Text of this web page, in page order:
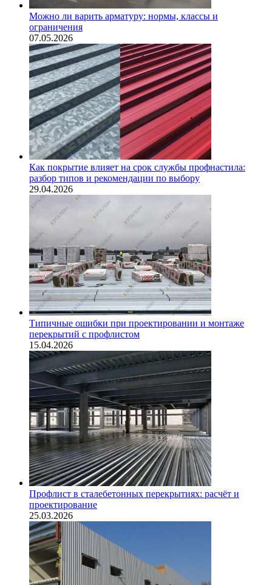
Можно ли варить арматуру: нормы, классы и
ограничения
07.05.2026
Как покрытие влияет на срок службы профнастила:
разбор типов и рекомендации по выбору
29.04.2026
Типичные ошибки при проектировании и монтаже
перекрытий с профлистом
15.04.2026
Профлист в сталебетонных перекрытиях: расчёт и
проектирование
25.03.2026